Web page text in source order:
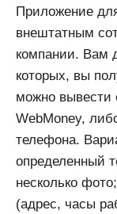
Приложение
внештатным
компании. Вам
которых, вы
можно вывести
WebMoney,
телефона.
определенный
несколько
(адрес, часы